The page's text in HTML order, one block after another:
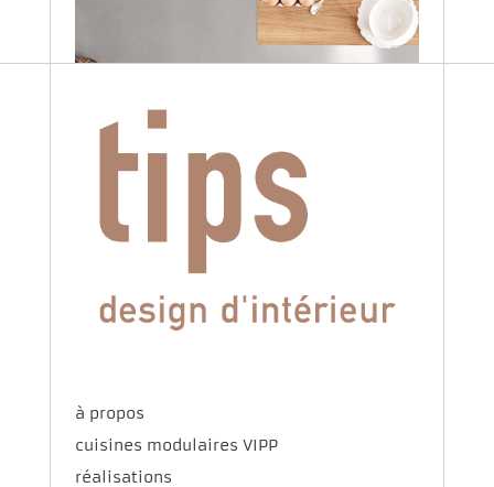
à propos
cuisines modulaires VIPP
réalisations